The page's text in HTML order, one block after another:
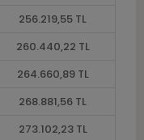
256.219,55 TL
260.440,22 TL
264.660,89 TL
268.881,56 TL
273.102,23 TL